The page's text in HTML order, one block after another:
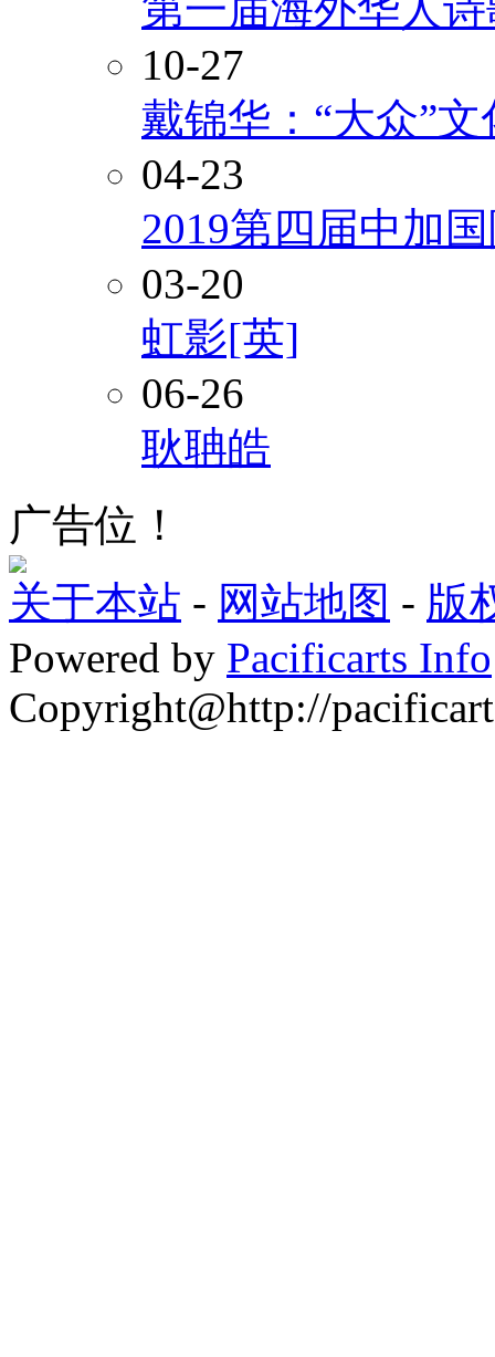
10-27
戴锦华：“大众”
04-23
2019第四届中加
03-20
虹影[英]
06-26
耿聃皓
广告位！
关于本站 - 网站地图 - 版
Powered by Pacificarts Info
Copyright@http://